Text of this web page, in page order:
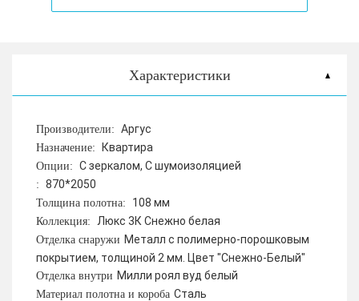
Характеристики
Производители: Аргус
Назначение: Квартира
Опции: С зеркалом, С шумоизоляцией
: 870*2050
Толщина полотна: 108 мм
Коллекция: Люкс 3К Снежно белая
Отделка снаружи Металл с полимерно-порошковым
покрытием, толщиной 2 мм. Цвет "Снежно-Белый"
Отделка внутри Милли роял вуд белый
Материал полотна и короба Сталь